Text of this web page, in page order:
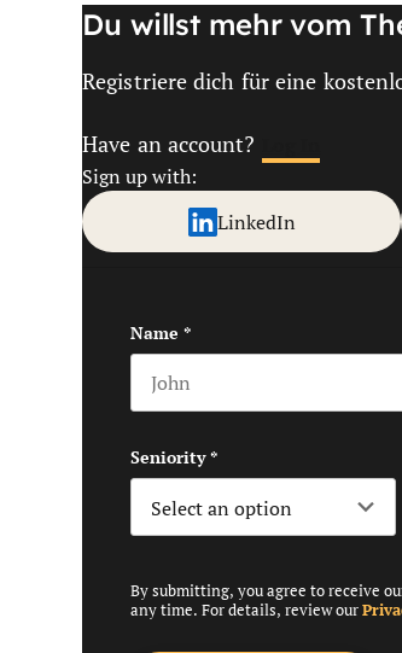
Du willst mehr vom
Registriere dich für eine
Have an account?
Sign up with:
LinkedIn
Name *
Seniority*
By submitting, you agree to receive
any time. For details, review our